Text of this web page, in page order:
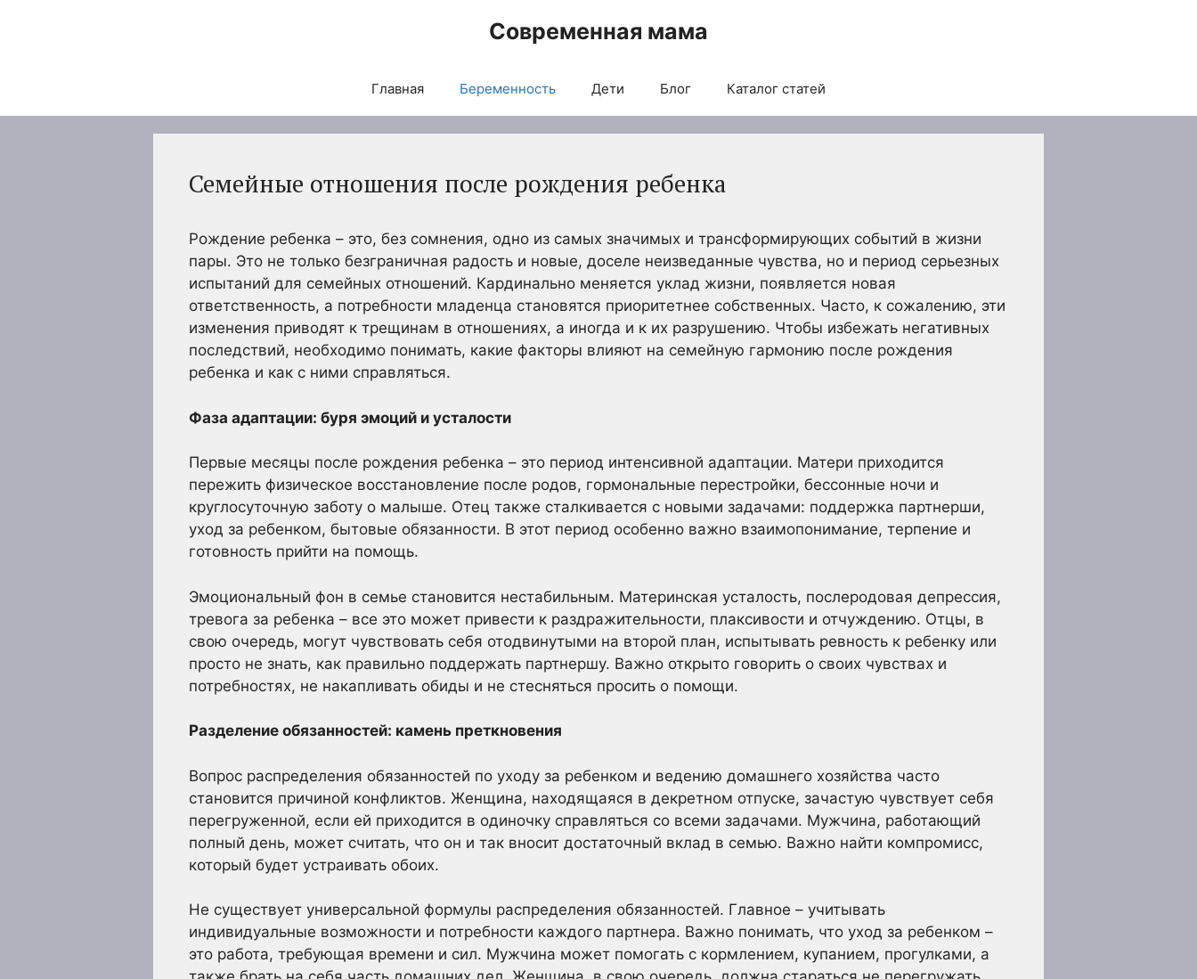
Современная мама
Главная Беременность Дети Блог Каталог статей
Семейные отношения после рождения ребенка
Рождение ребенка – это, без сомнения, одно из самых значимых и трансформирующих событий в жизни
пары. Это не только безграничная радость и новые, доселе неизведанные чувства, но и период серьезных
испытаний для семейных отношений. Кардинально меняется уклад жизни, появляется новая
ответственность, а потребности младенца становятся приоритетнее собственных. Часто, к сожалению, эти
изменения приводят к трещинам в отношениях, а иногда и к их разрушению. Чтобы избежать негативных
последствий, необходимо понимать, какие факторы влияют на семейную гармонию после рождения
ребенка и как с ними справляться.
Фаза адаптации: буря эмоций и усталости
Первые месяцы после рождения ребенка – это период интенсивной адаптации. Матери приходится
пережить физическое восстановление после родов, гормональные перестройки, бессонные ночи и
круглосуточную заботу о малыше. Отец также сталкивается с новыми задачами: поддержка партнерши,
уход за ребенком, бытовые обязанности. В этот период особенно важно взаимопонимание, терпение и
готовность прийти на помощь.
Эмоциональный фон в семье становится нестабильным. Материнская усталость, послеродовая депрессия,
тревога за ребенка – все это может привести к раздражительности, плаксивости и отчуждению. Отцы, в
свою очередь, могут чувствовать себя отодвинутыми на второй план, испытывать ревность к ребенку или
просто не знать, как правильно поддержать партнершу. Важно открыто говорить о своих чувствах и
потребностях, не накапливать обиды и не стесняться просить о помощи.
Разделение обязанностей: камень преткновения
Вопрос распределения обязанностей по уходу за ребенком и ведению домашнего хозяйства часто
становится причиной конфликтов. Женщина, находящаяся в декретном отпуске, зачастую чувствует себя
перегруженной, если ей приходится в одиночку справляться со всеми задачами. Мужчина, работающий
полный день, может считать, что он и так вносит достаточный вклад в семью. Важно найти компромисс,
который будет устраивать обоих.
Не существует универсальной формулы распределения обязанностей. Главное – учитывать
индивидуальные возможности и потребности каждого партнера. Важно понимать, что уход за ребенком –
это работа, требующая времени и сил. Мужчина может помогать с кормлением, купанием, прогулками, а